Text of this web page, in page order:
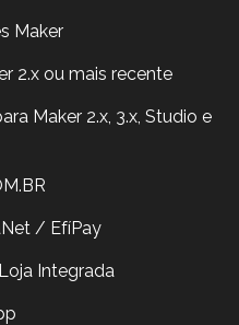
Maker
2.x ou mais recente
Maker 2.x, 3.x, Studio e
/ EfíPay
Integrada